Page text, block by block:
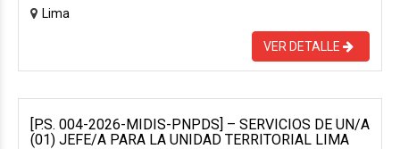
Lima
VER DETALLE
[P.S. 004-2026-MIDIS-PNPDS] – SERVICIOS DE UN/A
(01) JEFE/A PARA LA UNIDAD TERRITORIAL LIMA